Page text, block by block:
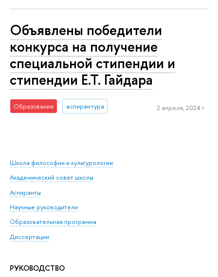
Школа философии и культурологии
Академический совет школы
Аспиранты
Научные руководители
Образовательная программа
Диссертации
РУКОВОДСТВО
Объявлены победители
конкурса на получение
специальной стипендии и
стипендии Е.Т. Гайдара
Образование аспирантура 2 апреля, 2024 г.